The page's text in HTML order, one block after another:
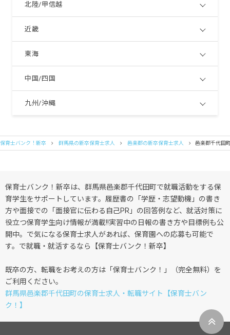
北陸/甲信越
近畿
東海
中国/四国
九州/沖縄
保育士バンク！新卒 群馬県の新卒保育士求人 邑楽郡の新卒保育士求人 邑楽郡千代田
保育士バンク！新卒は、群馬県邑楽郡千代田町で就職活動をする保
育学生をサポートしています。履歴書の「学歴・志望動機」の書き
方や面接での「面接官に伝わる自己PR」の回答例など、就活対策に
役立つ保育学生向け情報が満載!!実習中の日報の書き方や目標例も公
開中。で気になる保育士求人があれば、保育園への応募も可能で
す。で就職・就活するなら【保育士バンク！新卒】
既卒の方、転職をお考えの方は「保育士バンク！」（完全無料）を
ご利用ください。
群馬県邑楽郡千代田町の保育士求人・転職サイト【保育士バン
ク！】